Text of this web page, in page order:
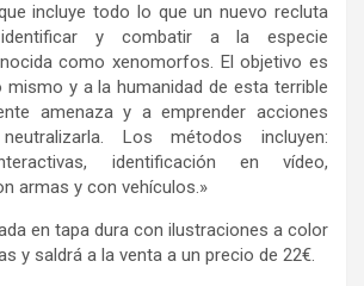
incluye todo lo que un nuevo recluta
y combatir a la especie
como xenomorfos. El objetivo es
mismo y a la humanidad de esta terrible
amenaza y a emprender acciones
Los métodos incluyen:
identificación en vídeo,
armas y con vehículos.»
en tapa dura con ilustraciones a color
y saldrá a la venta a un precio de 22€.